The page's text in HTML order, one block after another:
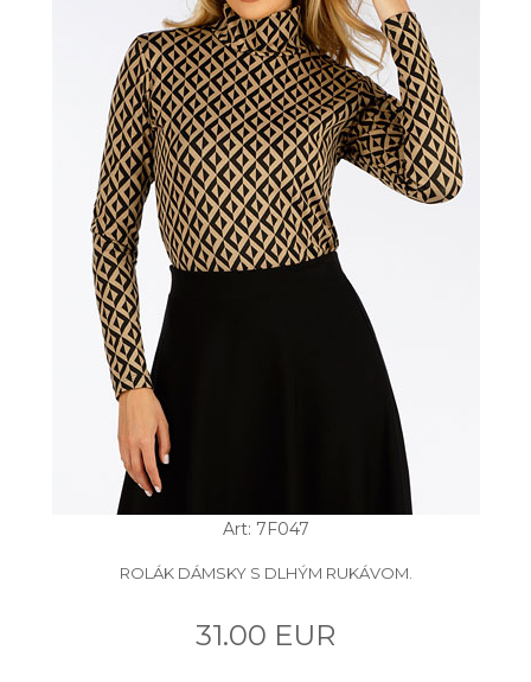
Art: 7F047
ROLÁK DÁMSKY S DLHÝM RUKÁVOM.
31.00 EUR